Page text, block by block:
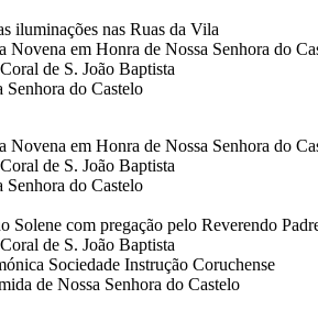
iluminações nas Ruas da Vila
Novena em Honra de Nossa Senhora do
de S. João Baptista
do Castelo
Novena em Honra de Nossa Senhora do
de S. João Baptista
do Castelo
Solene com pregação pelo Reverendo
de S. João Baptista
Sociedade Instrução Coruchense
de Nossa Senhora do Castelo